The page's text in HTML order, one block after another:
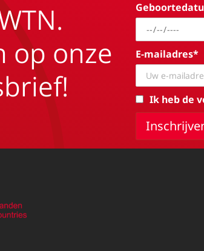
op onze
E-mailadres*
Ik heb de